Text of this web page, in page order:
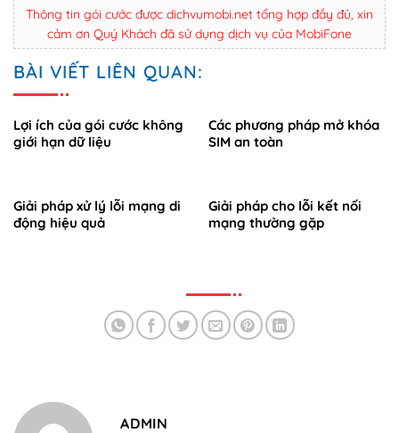
Thông tin gói cước được dichvumobi.net tổng hợp đầy đủ, xin
cảm ơn Quý Khách đã sử dụng dịch vụ của MobiFone
BÀI VIẾT LIÊN QUAN:
Lợi ích của gói cước không
giới hạn dữ liệu
Các phương pháp mở khóa
SIM an toàn
Giải pháp xử lý lỗi mạng di
động hiệu quả
Giải pháp cho lỗi kết nối
mạng thường gặp
ADMIN